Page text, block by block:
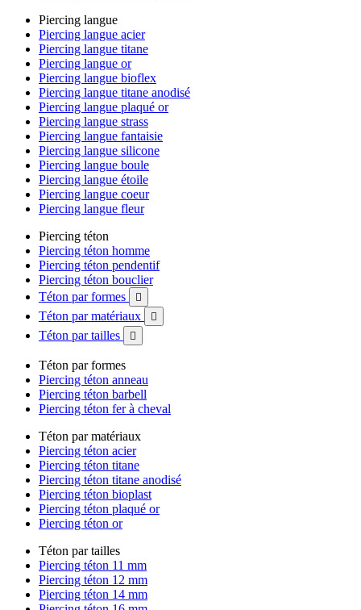
Piercing langue
Piercing langue acier
Piercing langue titane
Piercing langue or
Piercing langue bioflex
Piercing langue titane anodisé
Piercing langue plaqué or
Piercing langue strass
Piercing langue fantaisie
Piercing langue silicone
Piercing langue boule
Piercing langue étoile
Piercing langue coeur
Piercing langue fleur
Piercing téton
Piercing téton homme
Piercing téton pendentif
Piercing téton bouclier
Téton par formes

Téton par matériaux 
Téton par tailles 
Téton par formes
Piercing téton anneau
Piercing téton barbell
Piercing téton fer à cheval
Téton par matériaux
Piercing téton acier
Piercing téton titane
Piercing téton titane anodisé
Piercing téton bioplast
Piercing téton plaqué or
Piercing téton or
Téton par tailles
Piercing téton 11 mm
Piercing téton 12 mm
Piercing téton 14 mm